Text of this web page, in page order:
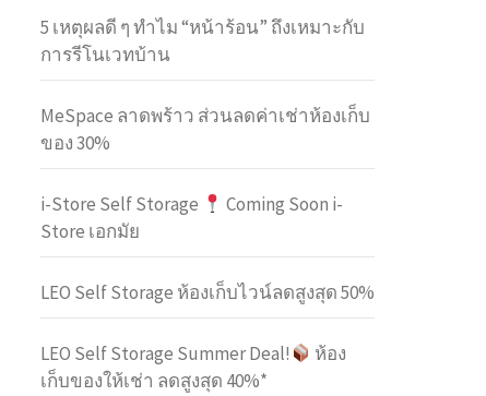
5 เหตุผลดี ๆ ทำไม “หน้าร้อน” ถึงเหมาะกับ
การรีโนเวทบ้าน
MeSpace ลาดพร้าว ส่วนลดค่าเช่าห้องเก็บ
ของ 30%
i-Store Self Storage
Coming Soon i-
Store เอกมัย
LEO Self Storage ห้องเก็บไวน์ลดสูงสุด 50%
LEO Self Storage Summer Deal!
ห้อง
เก็บของให้เช่า ลดสูงสุด 40%*